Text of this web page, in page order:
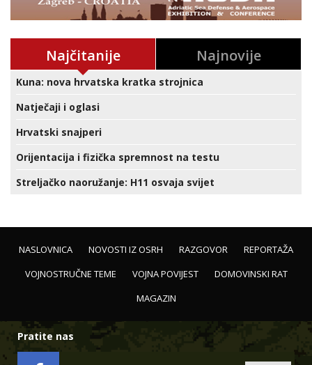
Najčitanije Najnovije
Kuna: nova hrvatska kratka strojnica
Natječaji i oglasi
Hrvatski snajperi
Orijentacija i fizička spremnost na testu
Streljačko naoružanje: H11 osvaja svijet
NASLOVNICA NOVOSTI IZ OSRH RAZGOVOR
REPORTAŽA
VOJNOSTRUČNE TEME
VOJNA POVIJEST
DOMOVINSKI RAT
MAGAZIN
Pratite nas